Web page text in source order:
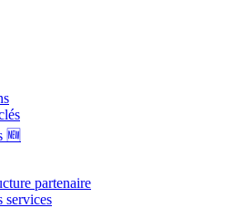
🆕
partenaire
services